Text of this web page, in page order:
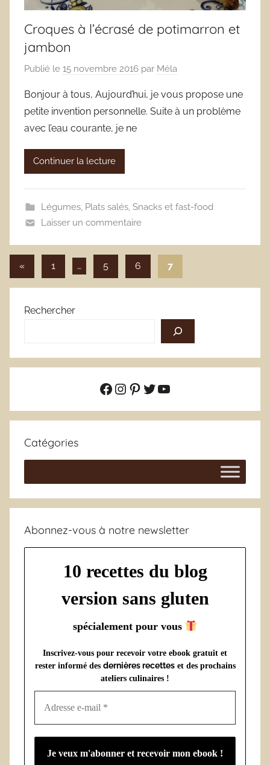
Croques à l’écrasé de potimarron et
jambon
Publié le 15 novembre 2016 par Méla
Bonjour à tous, Aujourd’hui, je vous propose une
petite invention personnelle. Suite à un problème
avec l’eau courante, je ne
Continuer la lecture
Légumes, Plats salés, Snacks et fast-food
Laisser un commentaire
Pagination
des
publications
«Publications
1 … 5 6 7
Rechercher
Facebook
Instagram
Pinterest
Twitter
YouTube
Catégories
Abonnez-vous à notre newsletter
10 recettes du blog
version sans gluten
spécialement pour vous
Inscrivez-vous pour recevoir votre ebook gratuit et
rester informé des dernières recettes et des prochains
ateliers culinaires !